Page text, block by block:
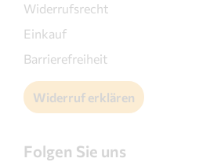
Widerrufsrecht
Einkauf
Barrierefreiheit
Widerruf erklären
Folgen Sie uns